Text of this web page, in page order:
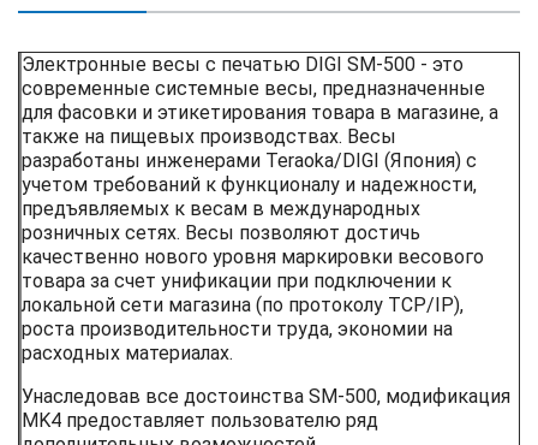
Электронные весы c печатью DIGI SM-500 - это
современные системные весы, предназначенные
для фасовки и этикетирования товара в магазине, а
также на пищевых производствах. Весы
разработаны инженерами Teraoka/DIGI (Япония) с
учетом требований к функционалу и надежности,
предъявляемых к весам в международных
розничных сетях. Весы позволяют достичь
качественно нового уровня маркировки весового
товара за счет унификации при подключении к
локальной сети магазина (по протоколу TCP/IP),
роста производительности труда, экономии на
расходных материалах.
Унаследовав все достоинства SM-500, модификация
MK4 предоставляет пользователю ряд